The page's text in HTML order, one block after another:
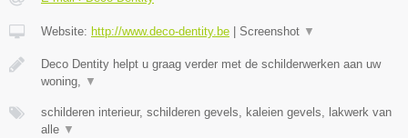
Website: http://www.deco-dentity.be Screenshot ▼
Deco Dentity helpt u graag verder met de schilderwerken aan uw
woning, ▼
schilderen interieur, schilderen gevels, kaleien gevels, lakwerk van
alle ▼